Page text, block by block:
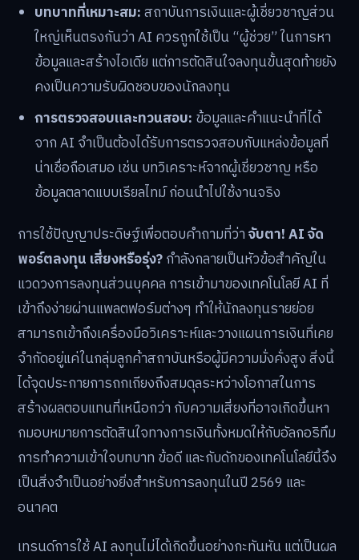
บทบาทที่เหมาะสม:สถาบันการเงินและผู้เชี่ยวชาญส่วน
ใหญ่เห็นตรงกันว่า AI ควรถูกใช้เป็น “ผู้ช่วย” ในการหา
ข้อมูลและสร้างไอเดีย แต่การตัดสินใจลงทุนขั้นสุดท้ายยัง
คงเป็นความรับผิดชอบของนักลงทุน
การตรวจสอบและทวนสอบ: ข้อมูลและคำแนะนำที่ได้
จาก AI จำเป็นต้องได้รับการตรวจสอบกับแหล่งข้อมูลที่
น่าเชื่อถือเสมอ เช่น บทวิเคราะห์จากผู้เชี่ยวชาญ หรือ
ข้อมูลตลาดแบบเรียลไทม์ ก่อนนำไปใช้งานจริง
การใช้ปัญญาประดิษฐ์เพื่อตอบคำถามที่ว่าจับตา! AI จัด
พอร์ตลงทุน เสี่ยงหรือรุ่ง?กำลังกลายเป็นหัวข้อสำคัญใน
แวดวงการลงทุนส่วนบุคคล การเข้ามาของเทคโนโลยี AI ที่
เข้าถึงง่ายผ่านแพลตฟอร์มต่างๆ ทำให้นักลงทุนรายย่อย
สามารถเข้าถึงเครื่องมือวิเคราะห์และวางแผนการเงินที่เคย
จำกัดอยู่แค่ในกลุ่มลูกค้าสถาบันหรือผู้มีความมั่งคั่งสูง สิ่งนี้
ได้จุดประกายการถกเถียงถึงสมดุลระหว่างโอกาสในการ
สร้างผลตอบแทนที่เหนือกว่า กับความเสี่ยงที่อาจเกิดขึ้นหา
กมอบหมายการตัดสินใจทางการเงินทั้งหมดให้กับอัลกอริทึม
การทำความเข้าใจบทบาท ข้อดี และกับดักของเทคโนโลยีนี้จึง
เป็นสิ่งจำเป็นอย่างยิ่งสำหรับการลงทุนในปี 2569 และ
อนาคต
เทรนด์การใช้ AI ลงทุนไม่ได้เกิดขึ้นอย่างกะทันหัน แต่เป็นผล